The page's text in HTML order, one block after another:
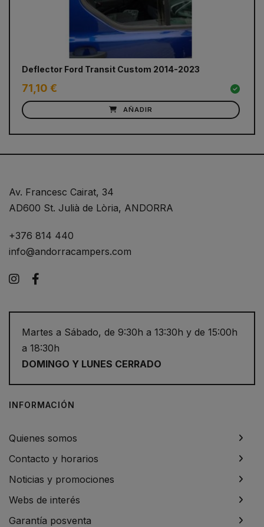
Deflector Ford Transit Custom 2014-2023
71,10 €
AÑADIR
Av. Francesc Cairat, 34
AD600 St. Julià de Lòria, ANDORRA
+376 814 440
info@andorracampers.com
Instagram
Martes a Sábado, de 9:30h a 13:30h y de 15:00h
a 18:30h
DOMINGO Y LUNES CERRADO
INFORMACIÓN
Quienes somos
Contacto y horarios
Noticias y promociones
Webs de interés
Garantía posventa